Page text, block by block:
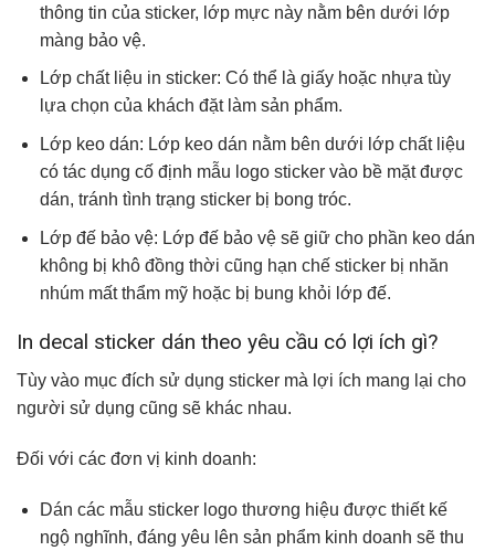
thông tin của sticker, lớp mực này nằm bên dưới lớp
màng bảo vệ.
Lớp chất liệu in sticker: Có thể là giấy hoặc nhựa tùy
lựa chọn của khách đặt làm sản phẩm.
Lớp keo dán: Lớp keo dán nằm bên dưới lớp chất liệu
có tác dụng cố định mẫu logo sticker vào bề mặt được
dán, tránh tình trạng sticker bị bong tróc.
Lớp đế bảo vệ: Lớp đế bảo vệ sẽ giữ cho phần keo dán
không bị khô đồng thời cũng hạn chế sticker bị nhăn
nhúm mất thẩm mỹ hoặc bị bung khỏi lớp đế.
In decal sticker dán theo yêu cầu có lợi ích gì?
Tùy vào mục đích sử dụng sticker mà lợi ích mang lại cho
người sử dụng cũng sẽ khác nhau.
Đối với các đơn vị kinh doanh:
Dán các mẫu sticker logo thương hiệu được thiết kế
ngộ nghĩnh, đáng yêu lên sản phẩm kinh doanh sẽ thu